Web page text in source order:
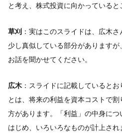
と考え、株式投資に向かっていると
草刈 ：実はこのスライドは、広木
少し真似している部分があります
お話を聞かせてください。
広木 ：スライドに記載していると
とは、将来の利益を資本コストで
方があります。「利益」の中身に
はじめ、いろいろなものが計上さ